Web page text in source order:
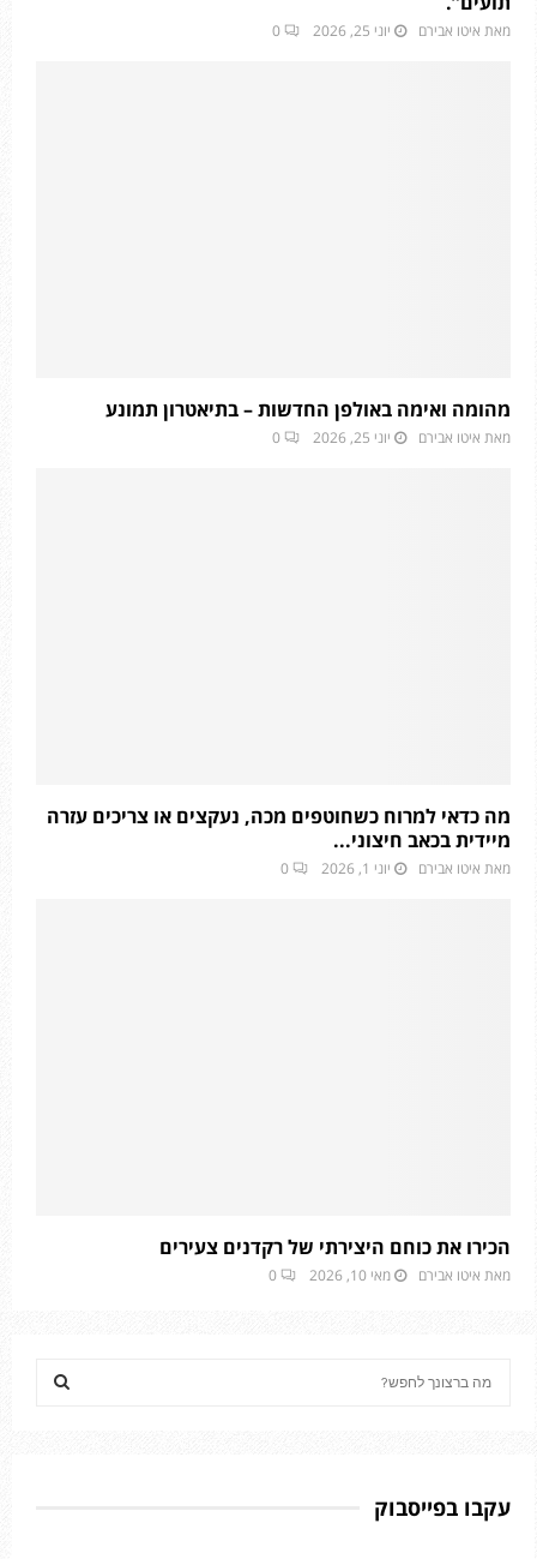
מאת איטו אבירם יוני 25, 2026 0
מהומה ואימה באולפן החדשות – בתיאטרון תמונע
מאת איטו אבירם יוני 25, 2026 0
מה כדאי למרוח כשחוטפים מכה, נעקצים או צריכים עזרה
מיידית בכאב חיצוני...
מאת איטו אבירם יוני 1, 2026 0
הכירו את כוחם היצירתי של רקדנים צעירים
מאת איטו אבירם מאי 10, 2026 0
h
f
עקבו בפייסבוק